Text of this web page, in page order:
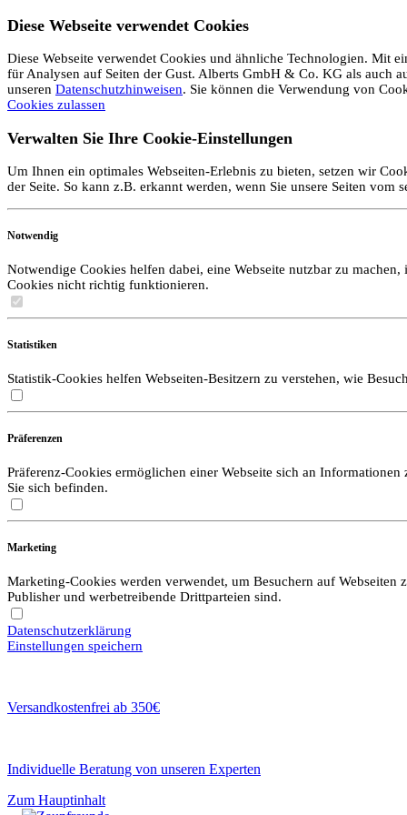
Diese Webseite verwendet Cookies
Diese Webseite verwendet Cookies und ähnliche Technologien. Mit
für Analysen auf Seiten der Gust. Alberts GmbH & Co. KG als auch
unseren Datenschutzhinweisen. Sie können die Verwendung von
Cookies zulassen
Verwalten Sie Ihre Cookie-Einstellungen
Um Ihnen ein optimales Webseiten-Erlebnis zu bieten, setzen wir
der Seite. So kann z.B. erkannt werden, wenn Sie unsere Seiten
Notwendig
Notwendige Cookies helfen dabei, eine Webseite nutzbar zu
Cookies nicht richtig funktionieren.
Statistiken
Statistik-Cookies helfen Webseiten-Besitzern zu verstehen, wie
Präferenzen
Präferenz-Cookies ermöglichen einer Webseite sich an
Sie sich befinden.
Marketing
Marketing-Cookies werden verwendet, um Besuchern auf
Publisher und werbetreibende Drittparteien sind.
Datenschutzerklärung
Einstellungen speichern
Versandkostenfrei ab 350€
Individuelle Beratung von unseren Experten
Zum Hauptinhalt